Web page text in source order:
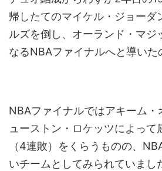
帰したてのマイケル・ジョーダ
ルズを倒し、オーランド・マジ
なるNBAファイナルへと導いた
NBAファイナルではアキーム・
ューストン・ロケッツによって
（4連敗）をくらうものの、
いチームとしてみられていまし